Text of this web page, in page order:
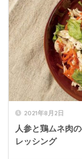
2021年8月2日
人参と鶏ムネ肉
レッシング